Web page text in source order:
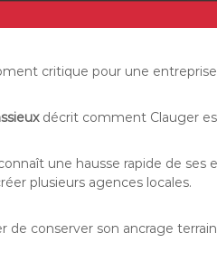
critique pour une
décrit comment Clauger
une hausse rapide de
plusieurs agences locales.
conserver son ancrage